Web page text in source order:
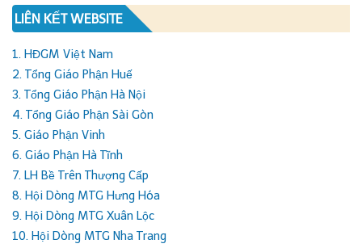
LIÊN KẾT WEBSITE
1. HĐGM Việt Nam
2. Tổng Giáo Phận Huế
3. Tổng Giáo Phận Hà Nội
4. Tổng Giáo Phận Sài Gòn
5. Giáo Phận Vinh
6. Giáo Phận Hà Tĩnh
7. LH Bề Trên Thượng Cấp
8. Hội Dòng MTG Hưng Hóa
9. Hội Dòng MTG Xuân Lộc
10. Hội Dòng MTG Nha Trang